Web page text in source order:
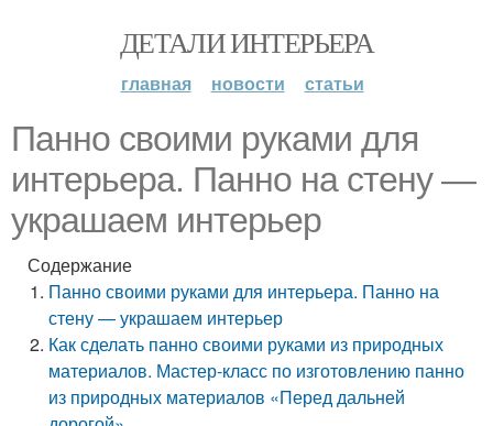
ДЕТАЛИ ИНТЕРЬЕРА
главная новости статьи
Панно своими руками для
интерьера. Панно на стену —
украшаем интерьер
Содержание
Панно своими руками для интерьера. Панно на
стену — украшаем интерьер
Как сделать панно своими руками из природных
материалов. Мастер-класс по изготовлению панно
из природных материалов «Перед дальней